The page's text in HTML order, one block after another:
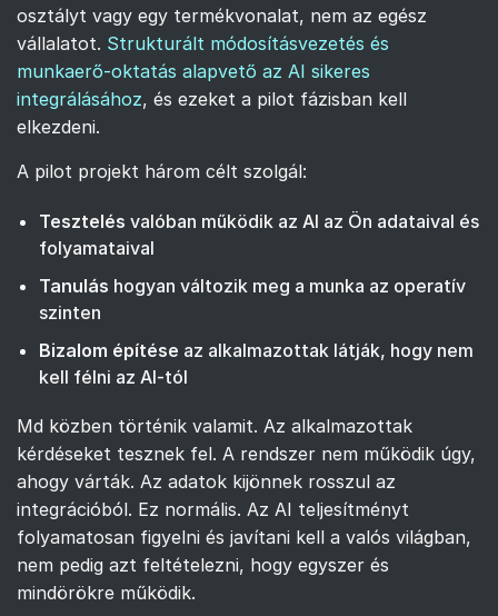
osztályt vagy egy termékvonalat, nem az egész
vállalatot. Strukturált módosításvezetés és
munkaerő-oktatás alapvető az AI sikeres
integrálásához, és ezeket a pilot fázisban kell
elkezdeni.
A pilot projekt három célt szolgál:
Tesztelés valóban működik az AI az Ön adataival és
folyamataival
Tanulás hogyan változik meg a munka az operatív
szinten
Bizalom építése az alkalmazottak látják, hogy nem
kell félni az AI-tól
Md közben történik valamit. Az alkalmazottak
kérdéseket tesznek fel. A rendszer nem működik úgy,
ahogy várták. Az adatok kijönnek rosszul az
integrációból. Ez normális. Az AI teljesítményt
folyamatosan figyelni és javítani kell a valós világban,
nem pedig azt feltételezni, hogy egyszer és
mindörökre működik.